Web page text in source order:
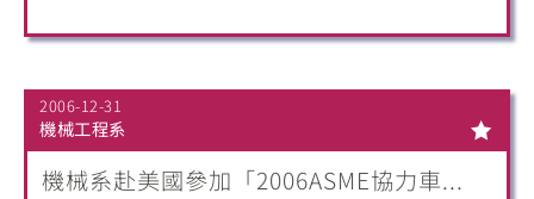
2006-12-31
機械工程系
機械系赴美國參加「2006ASME協力車...